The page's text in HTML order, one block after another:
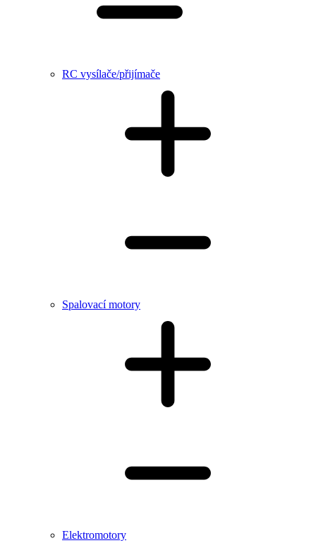
RC vysílače/přijímače
Spalovací motory
Elektromotory